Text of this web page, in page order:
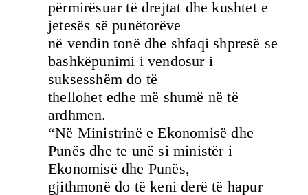
përmirësuar të drejtat dhe kushtet e
jetesës së punëtorëve
në vendin tonë dhe shfaqi shpresë se
bashkëpunimi i vendosur i
suksesshëm do të
thellohet edhe më shumë në të
ardhmen.
“Në Ministrinë e Ekonomisë dhe
Punës dhe te unë si ministër i
Ekonomisë dhe Punës,
gjithmonë do të keni derë të hapur